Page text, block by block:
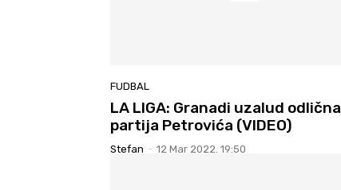
FUDBAL
LA LIGA: Granadi uzalud odlična
partija Petrovića (VIDEO)
Stefan - 12 Mar 2022. 19:50